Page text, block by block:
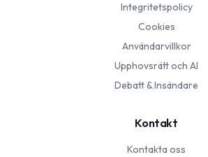
Integritetspolicy
Cookies
Användarvillkor
Upphovsrätt och AI
Debatt & Insändare
Kontakt
Kontakta oss